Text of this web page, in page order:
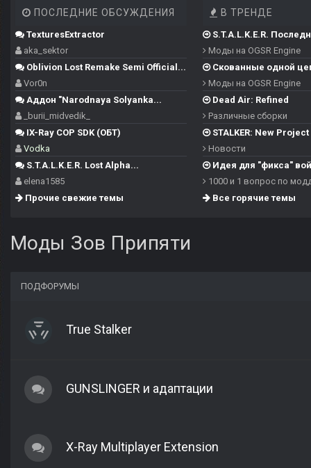
ПОСЛЕДНИЕ ОБСУЖДЕНИЯ
TexturesExtractor
aka_sektor
Oblivion Lost Remake Semi Official...
Vor0n
Аддон "Narodnaya Solyanka...
_burii_midvedik_
IX-Ray COP SDK (ОБТ)
Vodka
S.T.A.L.K.E.R. Lost Alpha...
elena1585
Прочие свежие темы
В ТРЕНДЕ
S.T.A.L.K.E.R.
Моды на OGSR Engine
Скованные одной
Моды на OGSR Engine
Dead Air: Refined
Различные сборки
STALKER: New
Новости
Идея для "фикса"
1000 и 1 вопрос по
Все горячие темы
Моды Зов Припяти
ПОДФОРУМЫ
True Stalker
GUNSLINGER и адаптации
X-Ray Multiplayer Extension